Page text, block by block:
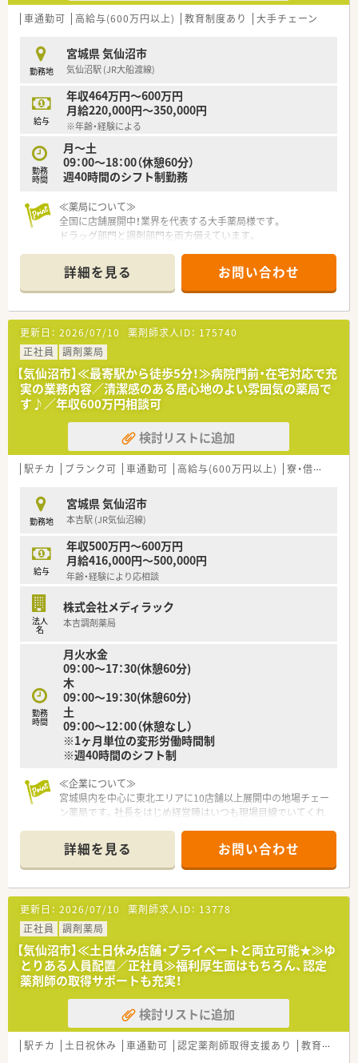
車通勤可 高給与(600万円以上) 教育制度あり 大手チェーン
勤務地
宮城県 気仙沼市
気仙沼駅 (JR大船渡線)
給与
年収464万円～600万円
月給220,000円～350,000円
※年齢・経験による
勤務
時間
月～土
09：00～18：00（休憩60分）
週40時間のシフト制勤務
≪薬局について≫
全国に店舗展開中！業界を代表する大手薬局様です。
ドラッグ部門と調剤部門を両方備えています。
す。
今後の出店計画も多数あり、将来性も抜群の企業様です。
詳細を見る お問い合わせ
更新日： 2026/07/10 薬剤師求人ID： 175740
正社員
調剤薬局
【気仙沼市】≪最寄駅から徒歩5分！≫病院門前・在宅対応で充
実の業務内容／清潔感のある居心地のよい雰囲気の薬局で
す♪／年収600万円相談可
検討リストに追加
駅チカ ブランク可 車通勤可 高給与(600万円以上) 寮・借上社宅あり
勤務地
宮城県 気仙沼市
本吉駅 (JR気仙沼線)
給与
年収500万円～600万円
月給416,000円～500,000円
年齢・経験により応相談
法人
名
株式会社メディラック
本吉調剤薬局
勤務
時間
月火水金
09：00～17：30(休憩60分)
木
09：00～19：30(休憩60分)
土
09：00～12：00（休憩なし）
※1ヶ月単位の変形労働時間制
※週40時間のシフト制
≪企業について≫
宮城県内を中心に東北エリアに10店舗以上展開中の地場チェー
ン薬局です。社長をはじめ経営陣はいつも現場目線でいてくれ
業にも参入しており、会社としての安定感もございます。
≪教育制度充実！≫
社員教育についても力を入れており、新しい技術や共有すべき情
報について本社研修、セミナー、勉強会などキチンとした教育環
境の中で様々な取り組みを行っています。
若い優秀な人材を育成することは、会社の要であると考え、若い
薬剤師さん、事務さんが仕事をしながらステップアップ出来るよ
うな環境も整えています。
≪薬局について≫
病院門前で複数科目応需してます。
1日60枚ほどの処方箋を応需しており、後ろはあまり伸びないの
で残業がほとんど発生しません。
木曜日は19時まで営業しており、メリハリをつけて働けます。
詳細を見る お問い合わせ
更新日： 2026/07/10 薬剤師求人ID： 13778
正社員
調剤薬局
【気仙沼市】≪土日休み店舗・プライベートと両立可能★≫ゆ
とりある人員配置／正社員≫福利厚生面はもちろん、認定
薬剤師の取得サポートも充実！
検討リストに追加
駅チカ 土日祝休み 車通勤可 認定薬剤師取得支援あり 教育制度あり